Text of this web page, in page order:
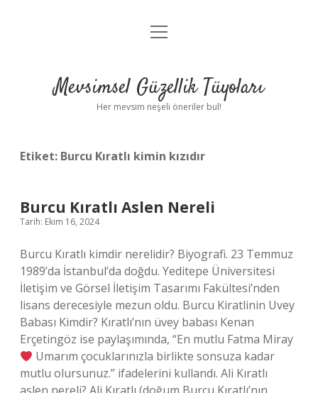
Anasayfa
Yasal Uyarı
menüyü
Mevsimsel Güzellik Tüyoları
Her mevsim neşeli öneriler bul!
Etiket: Burcu Kıratlı kimin kızıdır
Burcu Kıratlı Aslen Nereli
Tarih: Ekim 16, 2024
Burcu Kıratlı kimdir nerelidir? Biyografi. 23 Temmuz
1989’da İstanbul’da doğdu. Yeditepe Üniversitesi
İletişim ve Görsel İletişim Tasarımı Fakültesi’nden
lisans derecesiyle mezun oldu. Burcu Kiratlinin Uvey
Babası Kimdir? Kıratlı’nın üvey babası Kenan
Erçetingöz ise paylaşımında, “En mutlu Fatma Miray
Umarım çocuklarınızla birlikte sonsuza kadar
mutlu olursunuz.” ifadelerini kullandı. Ali Kıratlı